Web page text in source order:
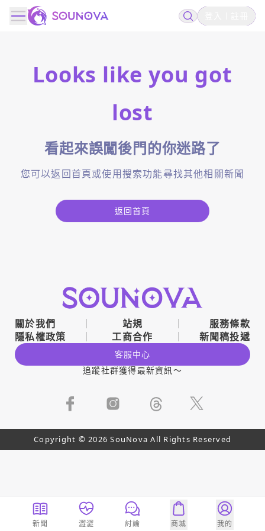
Looks like you got
lost
看起來誤闖後門的你迷路了
您可以返回首頁或使用搜索功能尋找其他相關新聞
返回首頁
關於我們 站規
服務條款
隱私權政策
工商合作 新聞稿投遞
客服中心
追蹤社群獲得最新資訊～
Copyright © 2026 SouNova All Rights Reserved
新聞 澀澀 討論 商城 我的